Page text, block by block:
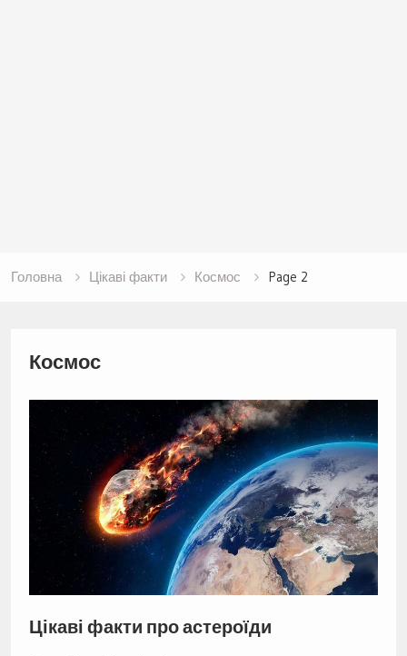
Головна Цікаві факти Космос Page 2
Космос
Цікаві факти про астероїди